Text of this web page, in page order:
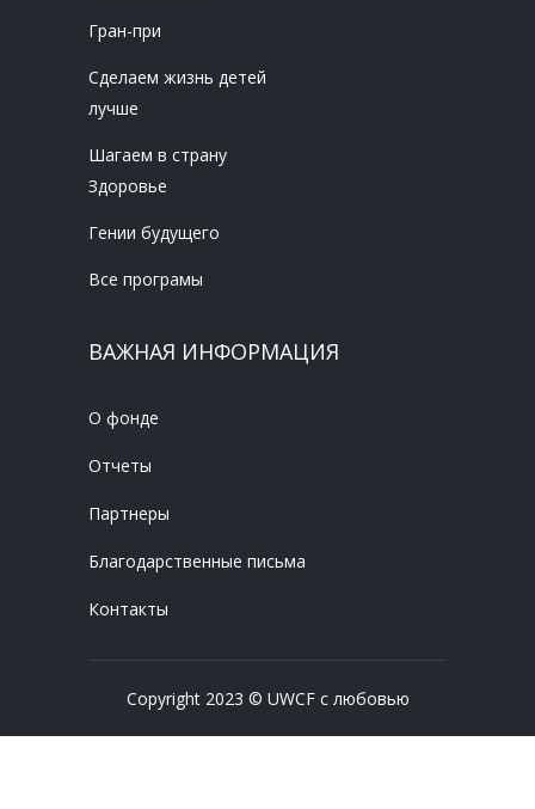
Гран-при
Сделаем жизнь детей
лучше
Шагаем в страну
Здоровье
Гении будущего
Все програмы
ВАЖНАЯ ИНФОРМАЦИЯ
О фонде
Отчеты
Партнеры
Благодарственные письма
Контакты
Copyright 2023 © UWCF с любовью